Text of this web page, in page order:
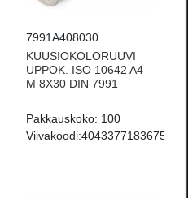
7991A408030
KUUSIOKOLORUUVI
UPPOK. ISO 10642 A4
M 8X30 DIN 7991
Pakkauskoko: 100
Viivakoodi:4043377183675